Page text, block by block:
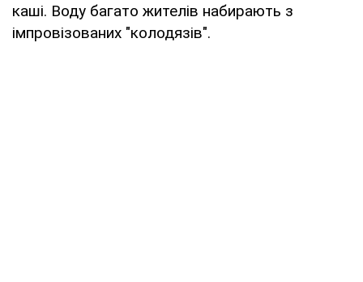
каші. Воду багато жителів набирають з
імпровізованих "колодязів".